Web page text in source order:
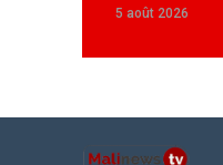
5 août 2026